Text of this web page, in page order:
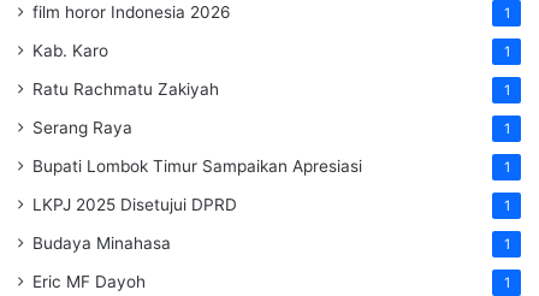
film horor Indonesia 2026 1
Kab. Karo 1
Ratu Rachmatu Zakiyah 1
Serang Raya 1
Bupati Lombok Timur Sampaikan Apresiasi 1
LKPJ 2025 Disetujui DPRD 1
Budaya Minahasa 1
Eric MF Dayoh 1